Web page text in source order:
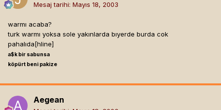
Mesaj tarihi: Mayıs 18, 2003
warmı acaba?
turk warmı yoksa sole yakınlarda bıyerde burda cok
pahalıda[hline]
a$k bir sabunsa
köpürt beni pakize
Aegean